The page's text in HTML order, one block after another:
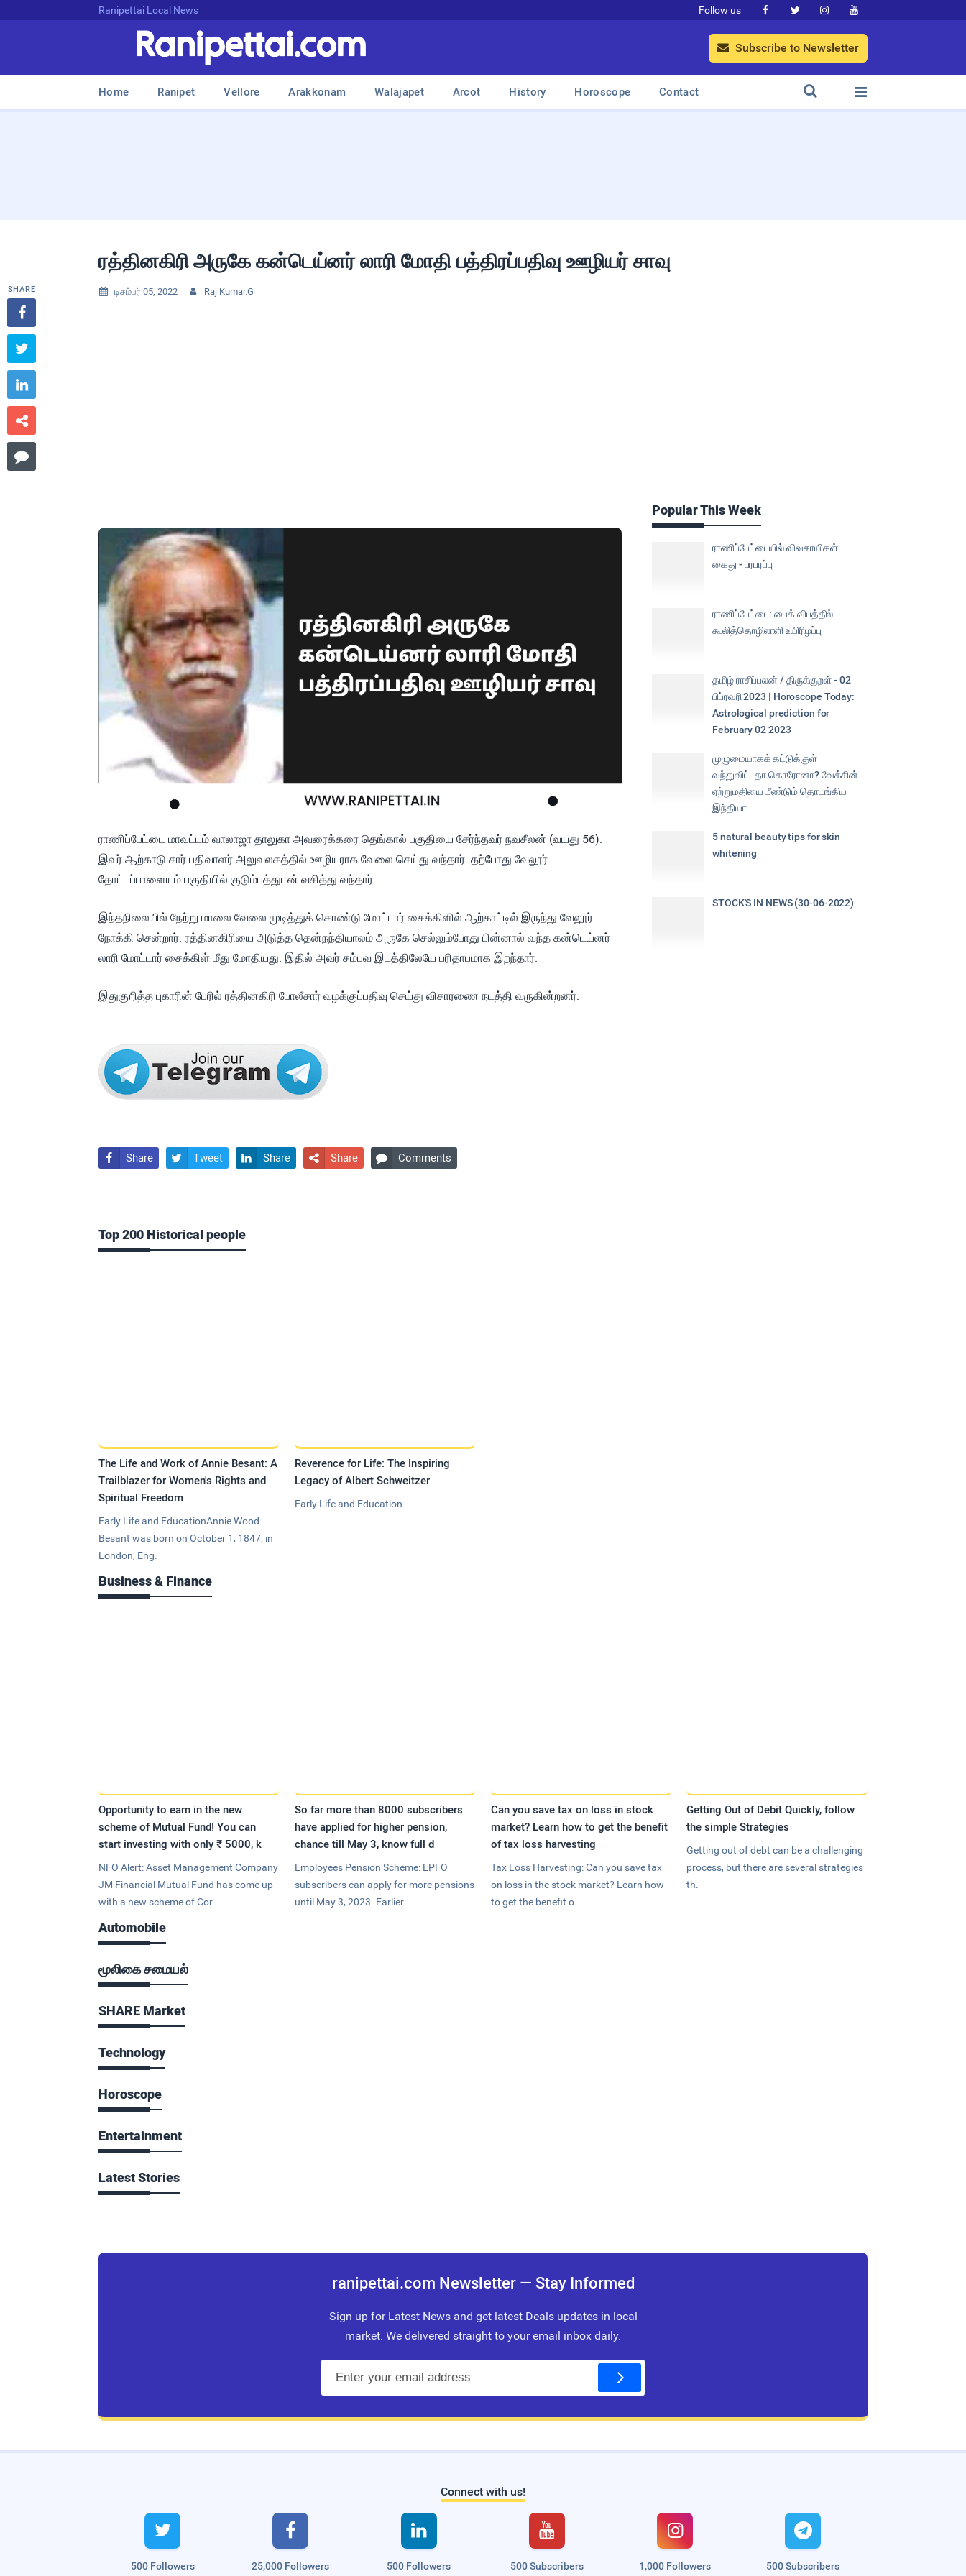
Ranipettai Local News Follow us    
 Subscribe to Newsletter
Home Ranipet Vellore Arakkonam Walajapet Arcot History Horoscope Contact 

ரத்தினகிரி அருகே கன்டெய்னர் லாரி மோதி பத்திரப்பதிவு ஊழியர் சாவு
 டிசம்பர் 05, 2022  Raj Kumar.G
ராணிப்பேட்டை மாவட்டம் வாலாஜா தாலுகா அவரைக்கரை தெங்கால் பகுதியை சேர்ந்தவர் நவசீலன் (வயது 56).
இவர் ஆற்காடு சார் பதிவாளர் அலுவலகத்தில் ஊழியராக வேலை செய்து வந்தார். தற்போது வேலூர்
தோட்டப்பாளையம் பகுதியில் குடும்பத்துடன் வசித்து வந்தார்.
இந்தநிலையில் நேற்று மாலை வேலை முடித்துக் கொண்டு மோட்டார் சைக்கிளில் ஆற்காட்டில் இருந்து வேலூர்
நோக்கி சென்றார். ரத்தினகிரியை அடுத்த தென்நந்தியாலம் அருகே செல்லும்போது பின்னால் வந்த கன்டெய்னர்
லாரி மோட்டார் சைக்கிள் மீது மோதியது. இதில் அவர் சம்பவ இடத்திலேயே பரிதாபமாக இறந்தார்.
இதுகுறித்த புகாரின் பேரில் ரத்தினகிரி போலீசார் வழக்குப்பதிவு செய்து விசாரணை நடத்தி வருகின்றனர்.
SHARE





 Share  Tweet  Share  Share  Comments
Popular This Week
ராணிப்பேட்டையில் விவசாயிகள்
கைது - பரபரப்பு
ராணிப்பேட்டை: பைக் விபத்தில்
கூலித்தொழிலாளி உயிரிழப்பு
தமிழ் ராசிப்பலன் / திருக்குறள் - 02
பிப்ரவரி 2023 | Horoscope Today:
Astrological prediction for
February 02 2023
முழுமையாகக் கட்டுக்குள்
வந்துவிட்டதா கொரோனா? வேக்சின்
ஏற்றுமதியை மீண்டும் தொடங்கிய
இந்தியா
5 natural beauty tips for skin
whitening
STOCK'S IN NEWS (30-06-2022)
Top 200 Historical people
The Life and Work of Annie Besant: A
Trailblazer for Women's Rights and
Spiritual Freedom
Early Life and EducationAnnie Wood
Besant was born on October 1, 1847, in
London, Eng.
Reverence for Life: The Inspiring
Legacy of Albert Schweitzer
Early Life and Education .
Business & Finance
Opportunity to earn in the new
scheme of Mutual Fund! You can
start investing with only ₹ 5000, k
NFO Alert: Asset Management Company
JM Financial Mutual Fund has come up
with a new scheme of Cor.
So far more than 8000 subscribers
have applied for higher pension,
chance till May 3, know full d
Employees Pension Scheme: EPFO
subscribers can apply for more pensions
until May 3, 2023. Earlier.
Can you save tax on loss in stock
market? Learn how to get the benefit
of tax loss harvesting
Tax Loss Harvesting: Can you save tax
on loss in the stock market? Learn how
to get the benefit o.
Getting Out of Debit Quickly, follow
the simple Strategies
Getting out of debt can be a challenging
process, but there are several strategies
th.
Automobile
மூலிகை சமையல்
SHARE Market
Technology
Horoscope
Entertainment
Latest Stories
ranipettai.com Newsletter — Stay Informed
Sign up for Latest News and get latest Deals updates in local
market. We delivered straight to your email inbox daily.
l
A visitor from
இன்று சோமவார பிரதோஷம் | Today Som…
2 hrs 9 mins ago
சோனி லிங்க் பட் வயர்லெஸ் இயர்போன் |…
8
hrs 6 mins ago
Connect with us!

500 Followers

25,000 Followers

500 Followers

500 Subscribers

1,000 Followers

500 Subscribers